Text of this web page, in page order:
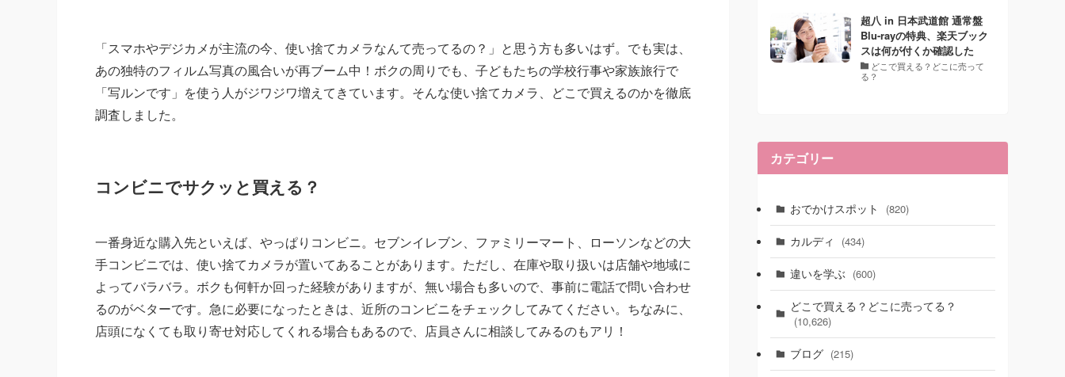
「スマホやデジカメが主流の今、使い捨てカメラなんて売ってるの？」と思う方も多いはず。でも実は、
あの独特のフィルム写真の風合いが再ブーム中！ボクの周りでも、子どもたちの学校行事や家族旅行で
「写ルンです」を使う人がジワジワ増えてきています。そんな使い捨てカメラ、どこで買えるのかを徹底
調査しました。
コンビニでサクッと買える？
一番身近な購入先といえば、やっぱりコンビニ。セブンイレブン、ファミリーマート、ローソンなどの大
手コンビニでは、使い捨てカメラが置いてあることがあります。ただし、在庫や取り扱いは店舗や地域に
よってバラバラ。ボクも何軒か回った経験がありますが、無い場合も多いので、事前に電話で問い合わせ
るのがベターです。急に必要になったときは、近所のコンビニをチェックしてみてください。ちなみに、
店頭になくても取り寄せ対応してくれる場合もあるので、店員さんに相談してみるのもアリ！
超八 in 日本武道館 通常盤
Blu-rayの特典、楽天ブック
スは何が付くか確認した
どこで買える？どこに売って
る？
カテゴリー
おでかけスポット (820)
カルディ (434)
違いを学ぶ (600)
どこで買える？どこに売ってる？
(10,626)
ブログ (215)